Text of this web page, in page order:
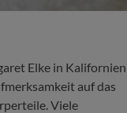
Elke in Kalifornien
auf das
Viele